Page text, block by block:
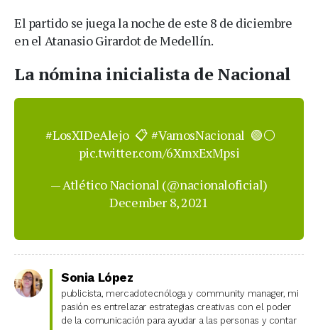
El partido se juega la noche de este 8 de diciembre
en el Atanasio Girardot de Medellín.
La nómina inicialista de Nacional
#LosXIDeAlejo 📋 #VamosNacional 🟢⚪️
pic.twitter.com/6XmxExMpsi
— Atlético Nacional (@nacionaloficial)
December 8, 2021
Sonia López
publicista, mercadotecnóloga y community manager, mi
pasión es entrelazar estrategias creativas con el poder
de la comunicación para ayudar a las personas y contar